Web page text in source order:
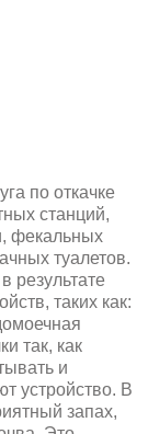
по откачке
станций,
фекальных
туалетов.
результате
таких как:
так, как
и
устройство. В
запах,